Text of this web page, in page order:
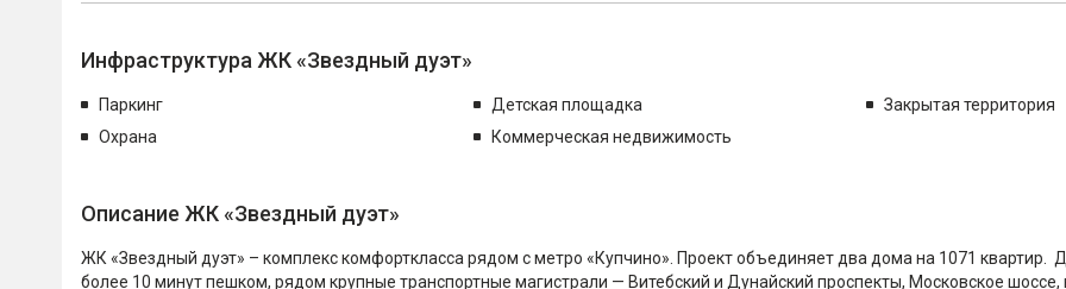
Инфраструктура ЖК «Звездный дуэт»
Паркинг Детская площадка
Закрытая территория
Охрана
Коммерческая недвижимость
Описание ЖК «Звездный дуэт»
ЖК «Звездный дуэт» – комплекс комфорткласса рядом с метро «Купчино». Проект объединяет два дома на 1071 квартир.
более 10 минут пешком, рядом крупные транспортные магистрали — Витебский и Дунайский проспекты, Московское